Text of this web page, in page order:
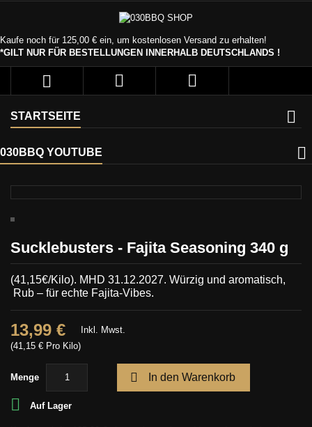
Kaufe noch für 125,00 € ein, um kostenlosen Versand zu erhalten!
*GILT NUR FÜR BESTELLUNGEN INNERHALB DEUTSCHLANDS !
  
STARTSEITE
030BBQ YOUTUBE
Sucklebusters - Fajita Seasoning 340 g
(41,15€/Kilo). MHD 31.12.2027. Würzig und aromatisch,
Rub – für echte Fajita-Vibes.
13,99 €
(41,15 € Pro Kilo)
Inkl. Mwst.
Menge  In den Warenkorb
 Auf Lager